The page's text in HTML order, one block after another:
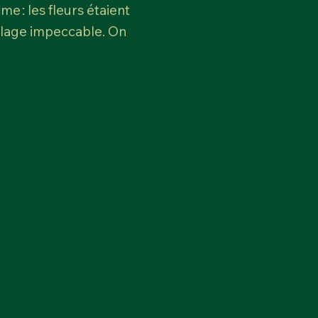
: les fleurs étaient
impeccable. On